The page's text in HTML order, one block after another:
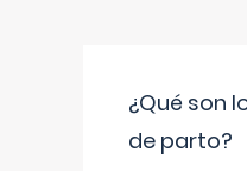
¿Qué son
de parto?